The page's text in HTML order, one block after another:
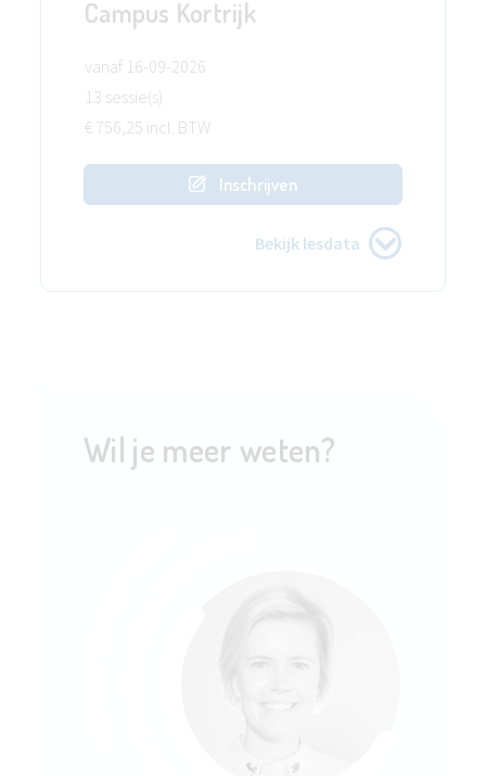
Campus Kortrijk
vanaf 16-09-2026
13 sessie(s)
€ 756,25 incl. BTW
Inschrijven
Bekijk lesdata
Wil je meer weten?